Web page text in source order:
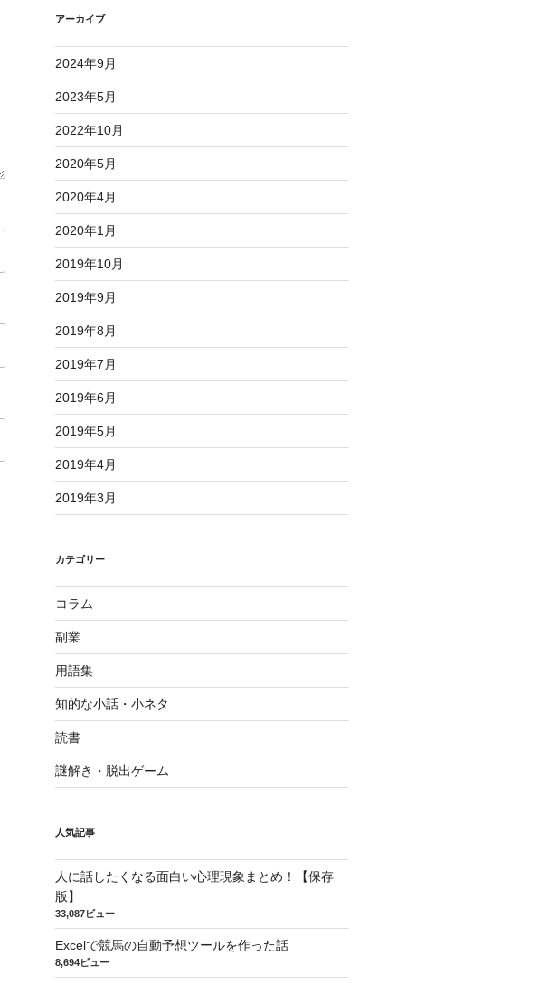
アーカイブ
2024年9月
2023年5月
2022年10月
2020年5月
2020年4月
2020年1月
2019年10月
2019年9月
2019年8月
2019年7月
2019年6月
2019年5月
2019年4月
2019年3月
カテゴリー
コラム
副業
用語集
知的な小話・小ネタ
読書
謎解き・脱出ゲーム
人気記事
人に話したくなる面白い心理現象まとめ！【保存
版】
33,087ビュー
Excelで競馬の自動予想ツールを作った話
8,694ビュー